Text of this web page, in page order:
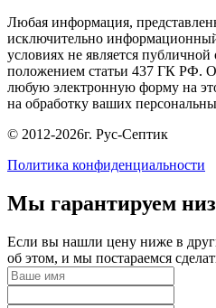
Любая информация,
исключительно
условиях не является
положением статьи 437 ГК РФ.
любую электронную форму на
на обработку ваших
© 2012-2026г. Рус-Септик
Политика конфиденциальности
Мы гарантируем
Если вы нашли цену ниже в
об этом, и мы постараемся